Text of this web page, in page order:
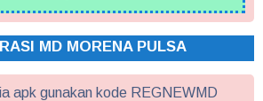
MD MORENA PULSA
apk gunakan kode REGNEWMD